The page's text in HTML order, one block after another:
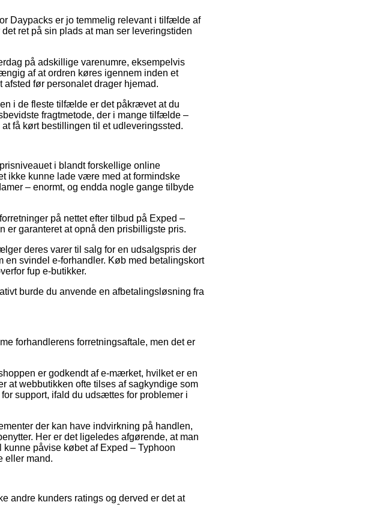
Daypacks er jo temmelig relevant i tilfælde af
ret på sin plads at man ser leveringstiden
på adskillige varenumre, eksempelvis
af at ordren køres igennem inden et
før personalet drager hjemad.
i de fleste tilfælde er det påkrævet at du
fragtmetode, der i mange tilfælde –
få kørt bestillingen til et udleveringssted.
i blandt forskellige online
ikke kunne lade være med at formindske
– enormt, og endda nogle gange tilbyde
på nettet efter tilbud på Exped –
er garanteret at opnå den prisbilligste pris.
deres varer til salg for en udsalgspris der
svindel e-forhandler. Køb med betalingskort
fup e-butikker.
burde du anvende en afbetalingsløsning fra
forhandlerens forretningsaftale, men det er
er godkendt af e-mærket, hvilket er en
at webbutikken ofte tilses af sagkyndige som
support, ifald du udsættes for problemer i
der kan have indvirkning på handlen,
Her er det ligeledes afgørende, at man
påvise købet af Exped – Typhoon
eller mand.
andre kunders ratings og derved er det at